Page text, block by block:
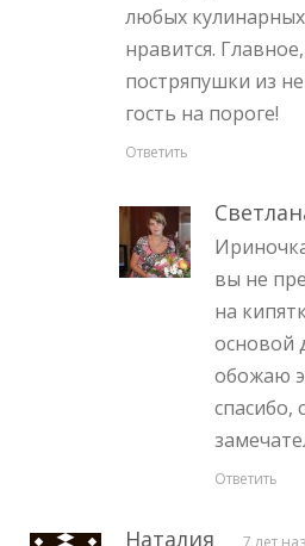
любых
нравится.
постряпушки из
гость на пороге!
Ответить
вы не
на
основой
обожаю
спасибо,
Ответить
Наталия